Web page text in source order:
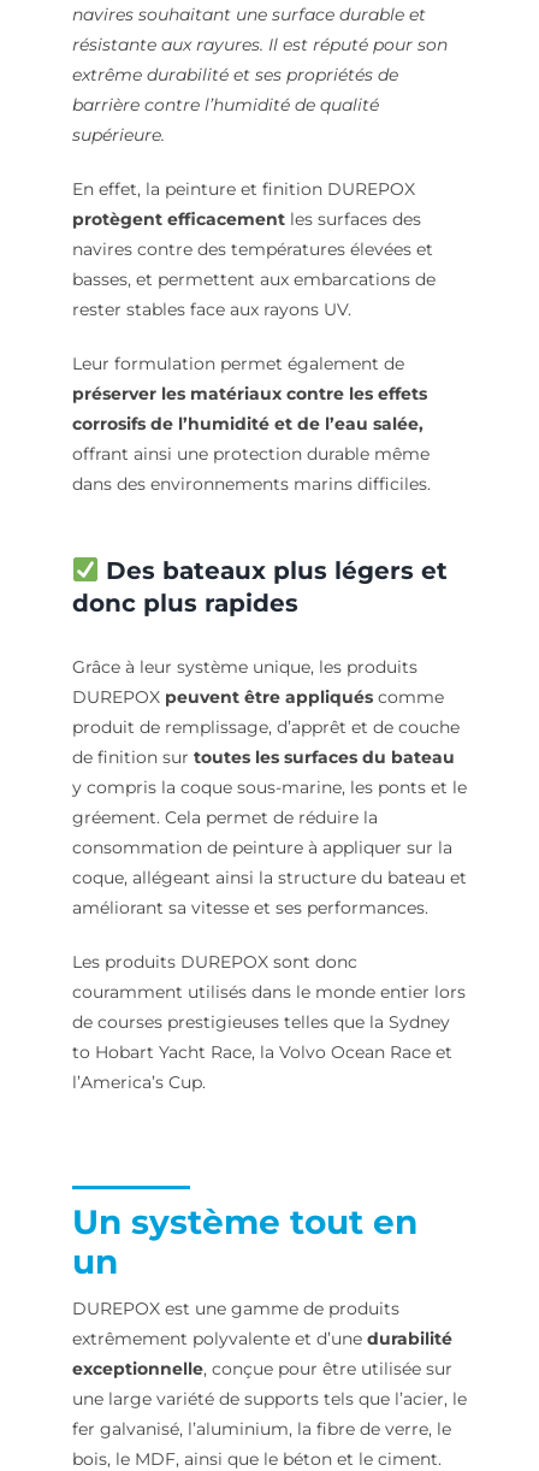
navires souhaitant une surface durable et
résistante aux rayures. Il est réputé pour son
extrême durabilité et ses propriétés de
barrière contre l’humidité de qualité
supérieure.
En effet, la peinture et finition DUREPOX
protègent efficacement les surfaces des
navires contre des températures élevées et
basses, et permettent aux embarcations de
rester stables face aux rayons UV.
Leur formulation permet également de
préserver les matériaux contre les effets
corrosifs de l’humidité et de l’eau salée,
offrant ainsi une protection durable même
dans des environnements marins difficiles.
Des bateaux plus légers et
donc plus rapides
Grâce à leur système unique, les produits
DUREPOX peuvent être appliqués comme
produit de remplissage, d’apprêt et de couche
de finition sur toutes les surfaces du bateau
y compris la coque sous-marine, les ponts et le
gréement. Cela permet de réduire la
consommation de peinture à appliquer sur la
coque, allégeant ainsi la structure du bateau et
améliorant sa vitesse et ses performances.
Les produits DUREPOX sont donc
couramment utilisés dans le monde entier lors
de courses prestigieuses telles que la Sydney
to Hobart Yacht Race, la Volvo Ocean Race et
l’America’s Cup.
Un système tout en
un
DUREPOX est une gamme de produits
extrêmement polyvalente et d’une durabilité
exceptionnelle, conçue pour être utilisée sur
une large variété de supports tels que l’acier, le
fer galvanisé, l’aluminium, la fibre de verre, le
bois, le MDF, ainsi que le béton et le ciment.